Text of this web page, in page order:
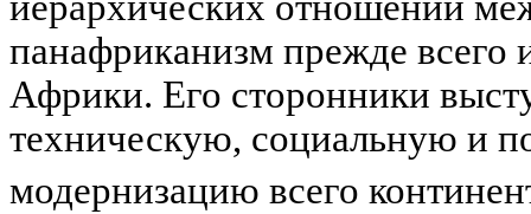
панафриканизм прежде всего
Африки. Его сторонники
техническую, социальную и
модернизацию всего